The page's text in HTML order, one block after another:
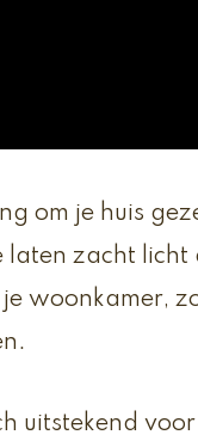
om je huis
laten zacht
woonkamer,
uitstekend